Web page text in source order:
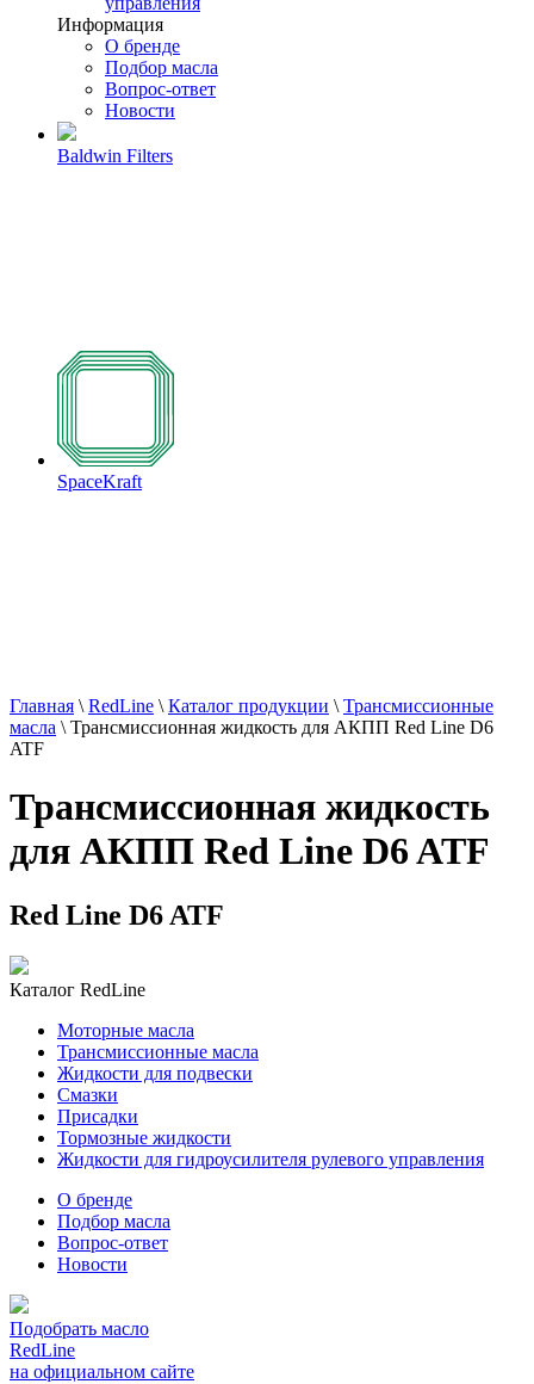
Информация
О бренде
Подбор масла
Вопрос-ответ
Новости
Baldwin Filters
SpaceKraft
Главная \ RedLine \ Каталог продукции \ Трансмиссионные
масла \ Трансмиссионная жидкость для АКПП Red Line D6
ATF
Трансмиссионная жидкость
для АКПП Red Line D6 ATF
Red Line D6 ATF
Каталог RedLine
Моторные масла
Трансмиссионные масла
Жидкости для подвески
Смазки
Присадки
Тормозные жидкости
Жидкости для гидроусилителя рулевого управления
О бренде
Подбор масла
Вопрос-ответ
Новости
Подобрать масло
RedLine
на официальном сайте